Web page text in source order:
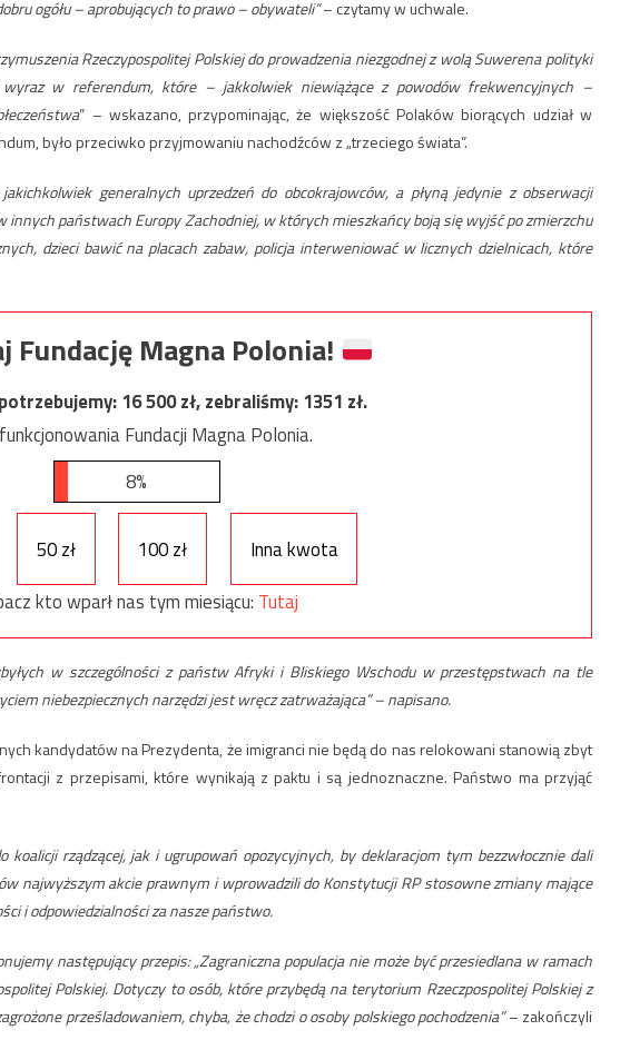
ogółu – aprobujących to prawo – obywateli”– czytamy w uchwale.
Rzeczypospolitej Polskiej do prowadzenia niezgodnej z wolą Suwerena polityki
w referendum, które – jakkolwiek niewiążące z powodów frekwencyjnych –
” – wskazano, przypominając, że większość Polaków biorących udział w
było przeciwko przyjmowaniu nachodźców z „trzeciego świata”.
generalnych uprzedzeń do obcokrajowców, a płyną jedynie z obserwacji
państwach Europy Zachodniej, w których mieszkańcy boją się wyjść po zmierzchu
dzieci bawić na placach zabaw, policja interweniować w licznych dzielnicach, które
Fundację Magna Polonia!
16 500zł, zebraliśmy:1351 zł.
Fundacji Magna Polonia.
8%
50 zł 100 zł
Inna kwota
kto wparł nas tym miesiącu: Tutaj
w szczególności z państw Afryki i Bliskiego Wschodu w przestępstwach na tle
niebezpiecznych narzędzi jest wręcz zatrważająca” – napisano.
kandydatów na Prezydenta, że imigranci nie będą do nas relokowani stanowią zbyt
z przepisami, które wynikają z paktu i są jednoznaczne. Państwo ma przyjąć
rządzącej, jak i ugrupowań opozycyjnych, by deklaracjom tym bezzwłocznie dali
najwyższym akcie prawnym i wprowadzili do Konstytucji RP stosowne zmiany mające
i odpowiedzialności za nasze państwo.
następujący przepis: „Zagraniczna populacja nie może być przesiedlana w ramach
Polskiej. Dotyczy to osób, które przybędą na terytorium Rzeczpospolitej Polskiej z
prześladowaniem, chyba, że chodzi o osoby polskiego pochodzenia”– zakończyli